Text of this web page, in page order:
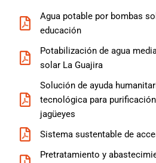
Agua potable por bombas
educación
Potabilización de agua
solar La Guajira
Solución de ayuda
tecnológica para
jagüeyes
Sistema sustentable de
Pretratamiento y